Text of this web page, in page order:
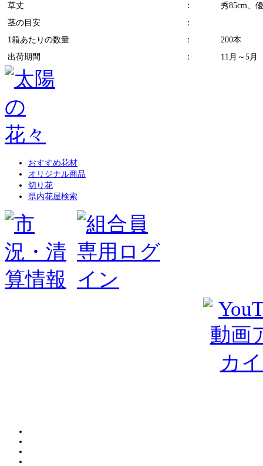
草丈
：
秀85cm、
茎の目安
：
1箱あたりの数量
：
200本
出荷期間
： 11月～5月
おすすめ花材
オリジナル商品
切り花
県内花屋検索